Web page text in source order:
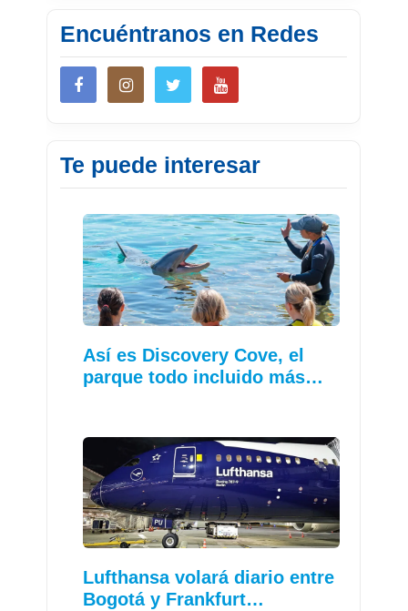
Encuéntranos en Redes
Te puede interesar
Así es Discovery Cove, el
parque todo incluido más…
Lufthansa volará diario entre
Bogotá y Frankfurt…